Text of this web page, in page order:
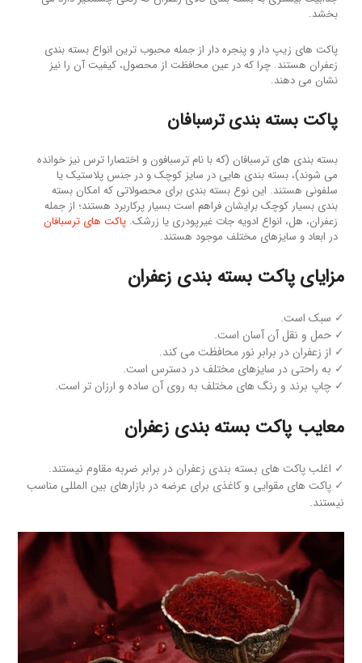
بخشد.
پاکت های زیپ دار و پنجره دار از جمله محبوب ترین انواع بسته بندی
زعفران هستند. چرا که در عین محافظت از محصول، کیفیت آن را نیز
نشان می‎ دهند.
پاکت بسته بندی ترسبافان
بسته بندی های ترسبافان (که با نام ترسبافون و اختصارا ترس نیز خوانده
می شوند)، بسته بندی هایی در سایز کوچک و در جنس پلاستیک یا
سلفونی هستند. این نوع بسته بندی برای محصولاتی که امکان بسته
بندی بسیار کوچک برایشان فراهم است بسیار پرکاربرد هستند؛ از جمله
زعفران، هل، انواع ادویه جات غیرپودری یا زرشک.پاکت های ترسبافان
در ابعاد و سایزهای مختلف موجود هستند.
مزایای پاکت بسته بندی زعفران
✓ سبک است.
✓ حمل و نقل آن آسان است.
✓ از زعفران در برابر نور محافظت می کند.
✓ به راحتی در سایزهای مختلف در دسترس است.
✓ چاپ برند و رنگ های مختلف به روی آن ساده و ارزان تر است.
معایب پاکت بسته بندی زعفران
✓ اغلب پاکت های بسته بندی زعفران در برابر ضربه مقاوم نیستند.
✓ پاکت های مقوایی و کاغذی برای عرضه در بازارهای بین المللی مناسب
نیستند.